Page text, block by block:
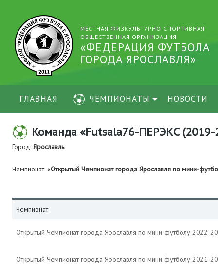
МЕСТНАЯ ФИЗКУЛЬТУРНО-СПОРТИВНАЯ
ОБЩЕСТВЕННАЯ ОРГАНИЗАЦИЯ
«ФЕДЕРАЦИЯ ФУТБОЛА
ГОРОДА ЯРОСЛАВЛЯ»
ГЛАВНАЯ ЧЕМПИОНАТЫ НОВОСТИ
Команда «Futsala76-ПЕРЭКС (2019-
Город: Ярославль
Чемпионат: «Открытый Чемпионат города Ярославля по мини-
Чемпионат
Открытый Чемпионат города Ярославля по мини-футболу 2022-
Открытый Чемпионат города Ярославля по мини-футболу 2021-